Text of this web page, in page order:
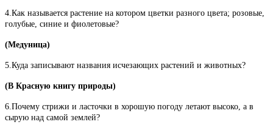
4.Как называется растение на котором цветки разного цвета; розовые,
голубые, синие и фиолетовые?
(Медуница)
5.Куда записывают названия исчезающих растений и животных?
(В Красную книгу природы)
6.Почему стрижи и ласточки в хорошую погоду летают высоко, а в
сырую над самой землей?